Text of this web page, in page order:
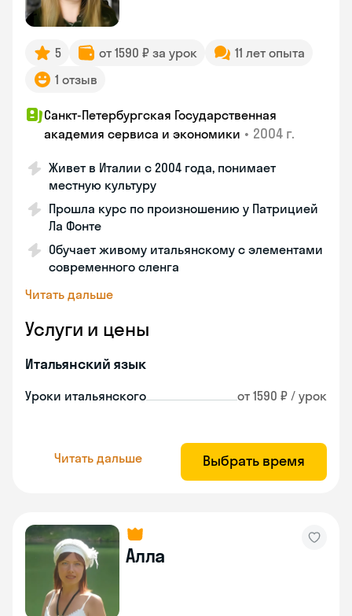
5 от 1590 ₽ за урок
11 лет опыта
1 отзыв
Санкт-Петербургская Государственная
академия сервиса и экономики • 2004 г.
Живет в Италии с 2004 года, понимает
местную культуру
Прошла курс по произношению у Патрицией
Ла Фонте
Обучает живому итальянскому с элементами
современного сленга
Читать дальше
Услуги и цены
Итальянский язык
Уроки итальянского от 1590 ₽ / урок
Читать дальше Выбрать время
Алла